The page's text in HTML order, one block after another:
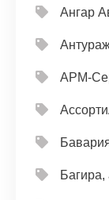
Ангар
АРМ-
Багира,